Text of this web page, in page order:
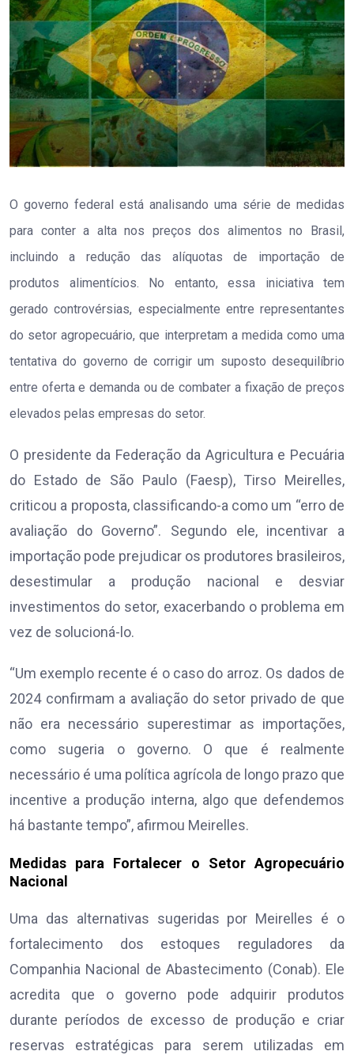
O governo federal está analisando uma série de medidas
para conter a alta nos preços dos alimentos no Brasil,
incluindo a redução das alíquotas de importação de
produtos alimentícios. No entanto, essa iniciativa tem
gerado controvérsias, especialmente entre representantes
do setor agropecuário, que interpretam a medida como uma
tentativa do governo de corrigir um suposto desequilíbrio
entre oferta e demanda ou de combater a fixação de preços
elevados pelas empresas do setor.
O presidente da Federação da Agricultura e Pecuária
do Estado de São Paulo (Faesp), Tirso Meirelles,
criticou a proposta, classificando-a como um “erro de
avaliação do Governo”. Segundo ele, incentivar a
importação pode prejudicar os produtores brasileiros,
desestimular a produção nacional e desviar
investimentos do setor, exacerbando o problema em
vez de solucioná-lo.
“Um exemplo recente é o caso do arroz. Os dados de
2024 confirmam a avaliação do setor privado de que
não era necessário superestimar as importações,
como sugeria o governo. O que é realmente
necessário é uma política agrícola de longo prazo que
incentive a produção interna, algo que defendemos
há bastante tempo”, afirmou Meirelles.
Medidas para Fortalecer o Setor Agropecuário
Nacional
Uma das alternativas sugeridas por Meirelles é o
fortalecimento dos estoques reguladores da
Companhia Nacional de Abastecimento (Conab). Ele
acredita que o governo pode adquirir produtos
durante períodos de excesso de produção e criar
reservas estratégicas para serem utilizadas em